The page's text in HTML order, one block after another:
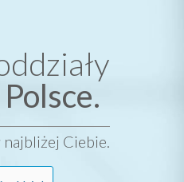
najbliżej Ciebie.